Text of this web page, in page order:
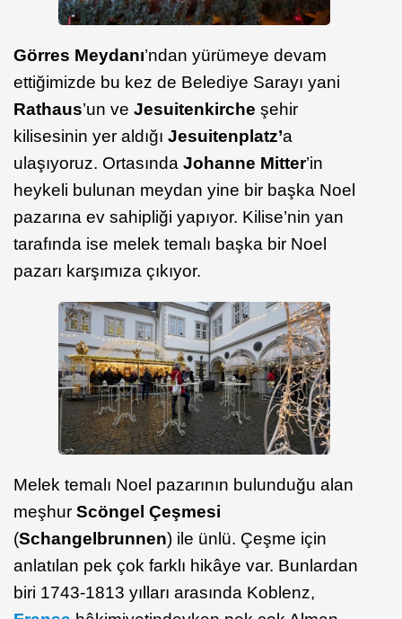
Görres Meydanı’ndan yürümeye devam
ettiğimizde bu kez de Belediye Sarayı yani
Rathaus’un ve Jesuitenkirche şehir
kilisesinin yer aldığı Jesuitenplatz’a
ulaşıyoruz. Ortasında Johanne Mitter’in
heykeli bulunan meydan yine bir başka Noel
pazarına ev sahipliği yapıyor. Kilise’nin yan
tarafında ise melek temalı başka bir Noel
pazarı karşımıza çıkıyor.
Melek temalı Noel pazarının bulunduğu alan
meşhur Scöngel Çeşmesi
(Schangelbrunnen) ile ünlü. Çeşme için
anlatılan pek çok farklı hikâye var. Bunlardan
biri 1743-1813 yılları arasında Koblenz,